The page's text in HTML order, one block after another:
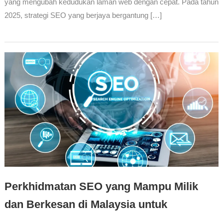
2025, strategi SEO yang berjaya bergantung […]
Perkhidmatan SEO yang Mampu Milik
dan Berkesan di Malaysia untuk